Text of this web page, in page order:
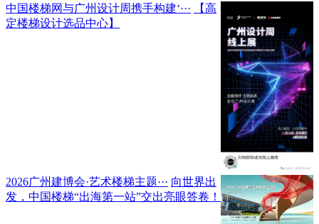
中国楼梯网与广州设计周携手构建‘···
【高
定楼梯设计选品中心】
2026广州建博会·艺术楼梯主题··· 向世界出
发，中国楼梯“出海第一站”交出亮眼答卷！